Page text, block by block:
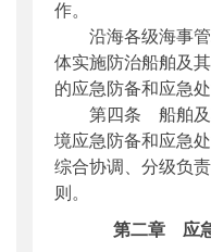
作。
沿海各级海事管
体实施防治船舶及
的应急防备和应急处
第四条 船舶及
境应急防备和应急
综合协调、分级负
则。
第二章 应